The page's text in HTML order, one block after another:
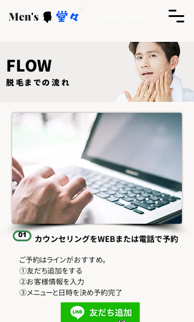
FLOW​
​脱毛までの流れ
01 カウンセリングを​​WEBまたは電話で予約
​ご予約はラインがおすすめ。
①友だち追加をする
②お客様情報を入力
​③メニューと日時を決め予約完了